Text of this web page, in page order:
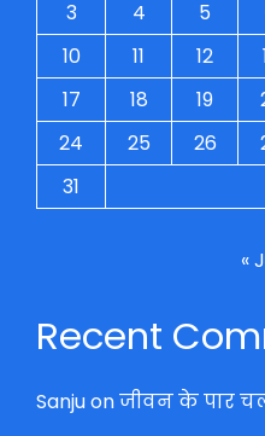
3
4 5
10
11 12
17
18 19
24
25 26
31
«
Recent
Sanjuonजीवन के पार